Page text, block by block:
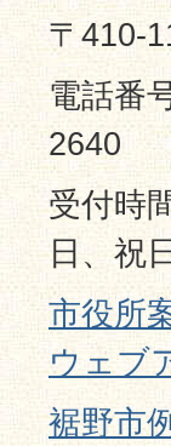
〒410-
電話番
2640
受付時
日、祝
市役所
ウェブ
裾野市